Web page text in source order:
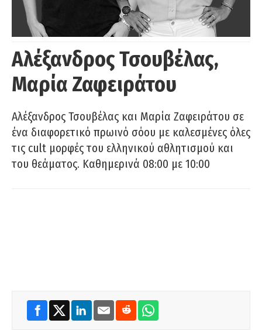
Αλέξανδρος Τσουβέλας,
Μαρία Ζαφειράτου
Αλέξανδρος Τσουβέλας και Μαρία Ζαφειράτου σε
ένα διαφορετικό πρωινό σόου με καλεσμένες όλες
τις cult μορφές του ελληνικού αθλητισμού και
του θεάματος. Καθημερινά 08:00 με 10:00